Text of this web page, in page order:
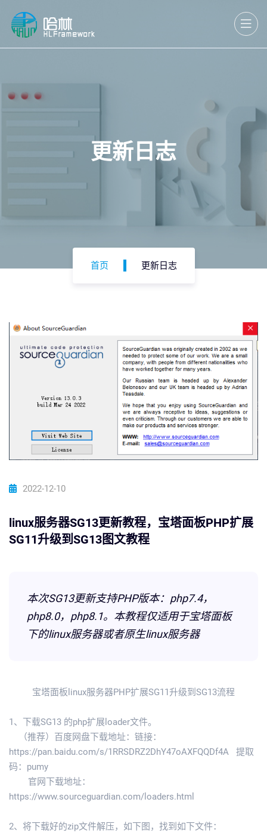
更新日志
首页 更新日志
2022-12-10
linux服务器SG13更新教程，宝塔面板PHP扩展
SG11升级到SG13图文教程
本次SG13更新支持PHP版本：php7.4，
php8.0，php8.1。本教程仅适用于宝塔面板
下的linux服务器或者原生linux服务器
宝塔面板linux服务器PHP扩展SG11升级到SG13流程
1、下载SG13 的php扩展loader文件。
（推荐）百度网盘下载地址：链接：
https://pan.baidu.com/s/1RRSDRZ2DhY47oAXFQQDf4A 提取
码：pumy
官网下载地址：
https://www.sourceguardian.com/loaders.html
2、将下载好的zip文件解压，如下图，找到如下文件：